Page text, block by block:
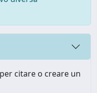
citare o creare un